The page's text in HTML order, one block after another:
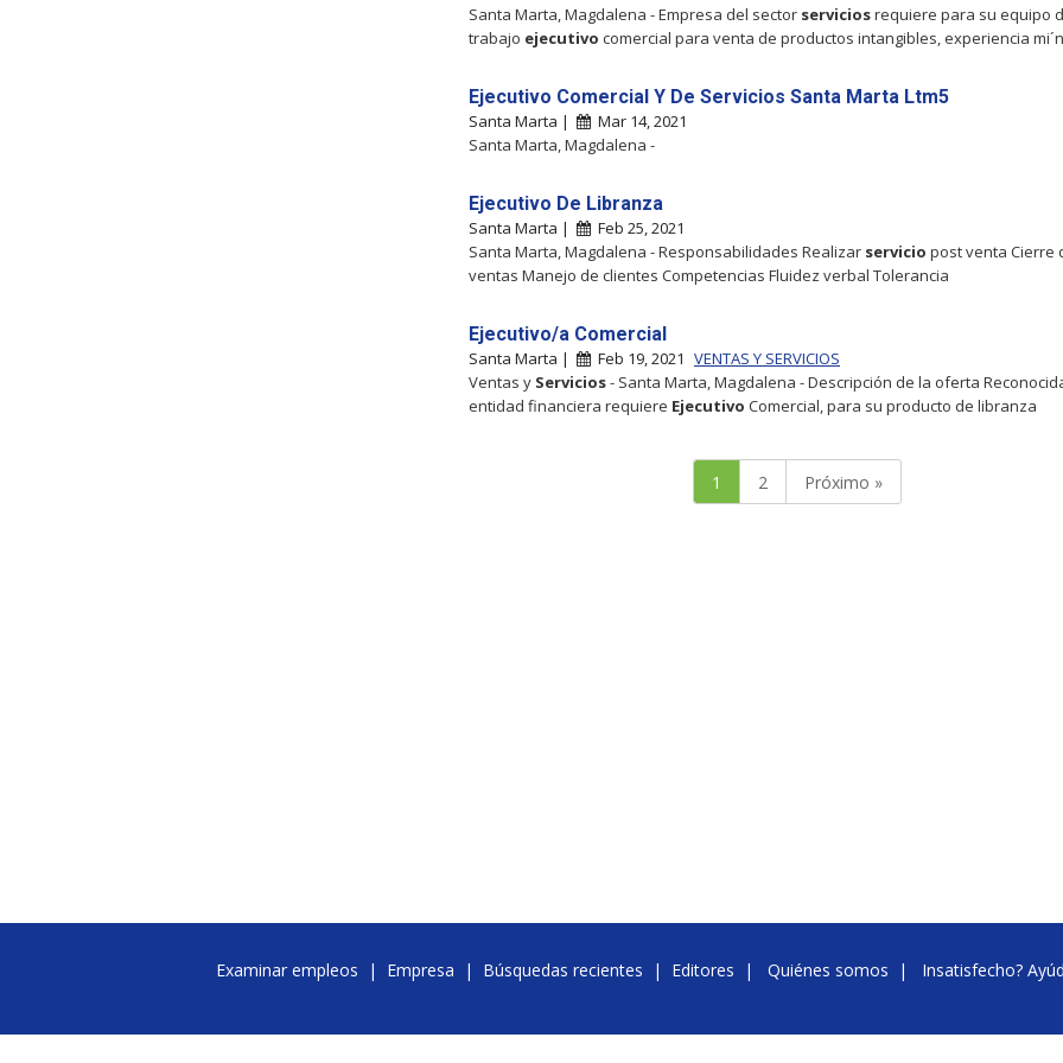
Santa Marta, Magdalena - Empresa del sector serviciosrequiere para su equipo
trabajo ejecutivo comercial para venta de productos intangibles, experiencia
Ejecutivo Comercial Y De Servicios Santa Marta Ltm5
Santa Marta |
Mar 14, 2021
Santa Marta, Magdalena -
Ejecutivo De Libranza
Santa Marta |
Feb 25, 2021
Santa Marta, Magdalena - Responsabilidades Realizar servicio post venta Cierre
ventas Manejo de clientes Competencias Fluidez verbal Tolerancia
Ejecutivo/a Comercial
Santa Marta | Feb 19, 2021 VENTAS Y SERVICIOS
Ventas y Servicios- Santa Marta, Magdalena - Descripción de la oferta
entidad financiera requiere Ejecutivo Comercial, para su producto de libranza
1 2 Próximo »
Examinar empleos | Empresa | Búsquedas recientes | Editores | Quiénes somos | Insatisfecho?